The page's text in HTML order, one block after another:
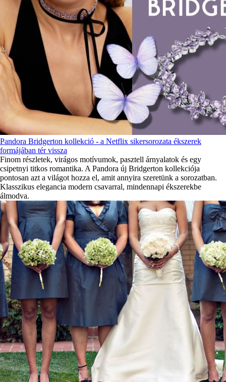
Pandora Bridgerton kollekció - a Netflix sikersorozata ékszerek
formájában tér vissza
Finom részletek, virágos motívumok, pasztell árnyalatok és egy
csipetnyi titkos romantika. A Pandora új Bridgerton kollekciója
pontosan azt a világot hozza el, amit annyira szeretünk a sorozatban.
Klasszikus elegancia modern csavarral, mindennapi ékszerekbe
álmodva.